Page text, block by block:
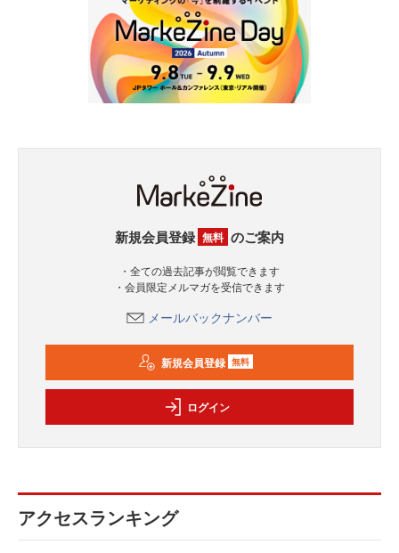
新規会員登録 無料 のご案内
・全ての過去記事が閲覧できます
・会員限定メルマガを受信できます
メールバックナンバー
新規会員登録 無料
ログイン
アクセスランキング